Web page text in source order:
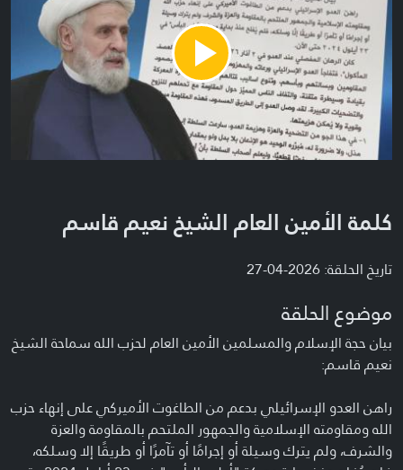
Play
Video
كلمة الأمين العام الشيخ نعيم قاسم
تاريخ الحلقة: 2026-04-27
موضوع الحلقة
بيان حجة الإسلام والمسلمين الأمين العام لحزب الله سماحة الشيخ
نعيم قاسم:
راهن العدو الإسرائيلي بدعم من الطاغوت الأميركي على إنهاء حزب
الله ومقاومته الإسلامية والجمهور الملتحم بالمقاومة والعزة
والشرف، ولم يترك وسيلة أو إجرامًا أو تآمرًا أو طريقًا إلا وسلكه،